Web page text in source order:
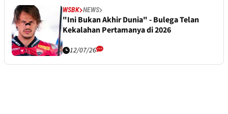
WSBK NEWS
"Ini Bukan Akhir Dunia" - Bulega Telan
Kekalahan Pertamanya di 2026
12/07/26